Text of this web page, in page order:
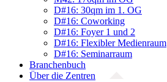
D#16: 30qm im 1. OG
D#16: Coworking
D#16: Foyer 1 und 2
D#16: Flexibler Medienraum
D#16: Seminarraum
Branchenbuch
Über die Zentren